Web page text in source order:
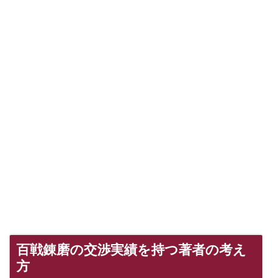
百戦錬磨の交渉実績を持つ著者の考え
方